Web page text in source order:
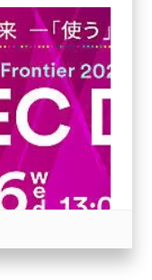
目のクラフトD2Cアイス
HiOが支持される最大の
のアプローチについて